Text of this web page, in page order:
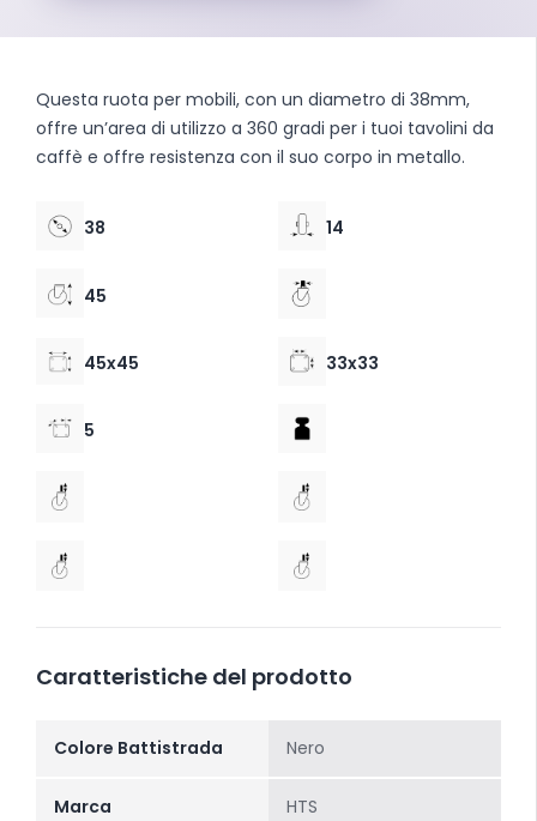
Questa ruota per mobili, con un diametro di 38mm,
offre un’area di utilizzo a 360 gradi per i tuoi tavolini da
caffè e offre resistenza con il suo corpo in metallo.
38 14
45
45x45 33x33
5
Caratteristiche del prodotto
Colore Battistrada Nero
Marca HTS